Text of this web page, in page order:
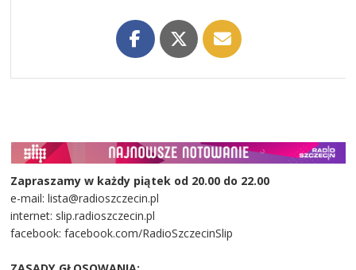
Zapraszamy w każdy piątek od 20.00 do 22.00
e-mail: lista@radioszczecin.pl
internet: slip.radioszczecin.pl
facebook: facebook.com/RadioSzczecinSlip